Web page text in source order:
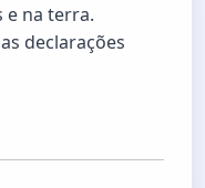
e na terra.
declarações